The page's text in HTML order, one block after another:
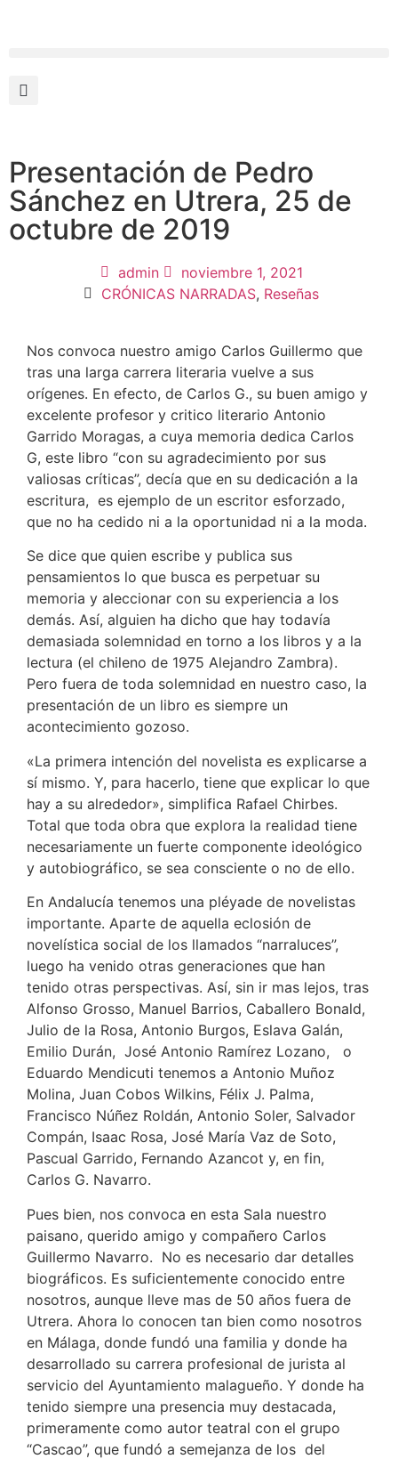
Presentación de Pedro
Sánchez en Utrera, 25 de
octubre de 2019
admin
noviembre 1, 2021
CRÓNICAS NARRADAS, Reseñas
Nos convoca nuestro amigo Carlos Guillermo que
tras una larga carrera literaria vuelve a sus
orígenes. En efecto, de Carlos G., su buen amigo y
excelente profesor y critico literario Antonio
Garrido Moragas, a cuya memoria dedica Carlos
G, este libro “con su agradecimiento por sus
valiosas críticas”, decía que en su dedicación a la
escritura, es ejemplo de un escritor esforzado,
que no ha cedido ni a la oportunidad ni a la moda.
Se dice que quien escribe y publica sus
pensamientos lo que busca es perpetuar su
memoria y aleccionar con su experiencia a los
demás. Así, alguien ha dicho que hay todavía
demasiada solemnidad en torno a los libros y a la
lectura (el chileno de 1975 Alejandro Zambra).
Pero fuera de toda solemnidad en nuestro caso, la
presentación de un libro es siempre un
acontecimiento gozoso.
«La primera intención del novelista es explicarse a
sí mismo. Y, para hacerlo, tiene que explicar lo que
hay a su alrededor», simplifica Rafael Chirbes.
Total que toda obra que explora la realidad tiene
necesariamente un fuerte componente ideológico
y autobiográfico, se sea consciente o no de ello.
En Andalucía tenemos una pléyade de novelistas
importante. Aparte de aquella eclosión de
novelística social de los llamados “narraluces”,
luego ha venido otras generaciones que han
tenido otras perspectivas. Así, sin ir mas lejos, tras
Alfonso Grosso, Manuel Barrios, Caballero Bonald,
Julio de la Rosa, Antonio Burgos, Eslava Galán,
Emilio Durán, José Antonio Ramírez Lozano, o
Eduardo Mendicuti tenemos a Antonio Muñoz
Molina, Juan Cobos Wilkins, Félix J. Palma,
Francisco Núñez Roldán, Antonio Soler, Salvador
Compán, Isaac Rosa, José María Vaz de Soto,
Pascual Garrido, Fernando Azancot y, en fin,
Carlos G. Navarro.
Pues bien, nos convoca en esta Sala nuestro
paisano, querido amigo y compañero Carlos
Guillermo Navarro. No es necesario dar detalles
biográficos. Es suficientemente conocido entre
nosotros, aunque lleve mas de 50 años fuera de
Utrera. Ahora lo conocen tan bien como nosotros
en Málaga, donde fundó una familia y donde ha
desarrollado su carrera profesional de jurista al
servicio del Ayuntamiento malagueño. Y donde ha
tenido siempre una presencia muy destacada,
primeramente como autor teatral con el grupo
“Cascao”, que fundó a semejanza de los del